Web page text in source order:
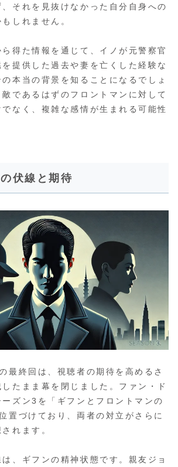
それを見抜けなかった自分自身への
しれません。
得た情報を通じて、イノが元警察官
提供した過去や妻を亡くした経験な
本当の背景を知ることになるでしょ
であるはずのフロントマンに対して
なく、複雑な感情が生まれる可能性
伏線と期待
最終回は、視聴者の期待を高めるさ
たまま幕を閉じました。ファン・ド
ズン3を「ギフンとフロントマンの
置づけており、両者の対立がさらに
れます。
、ギフンの精神状態です。親友ジョ